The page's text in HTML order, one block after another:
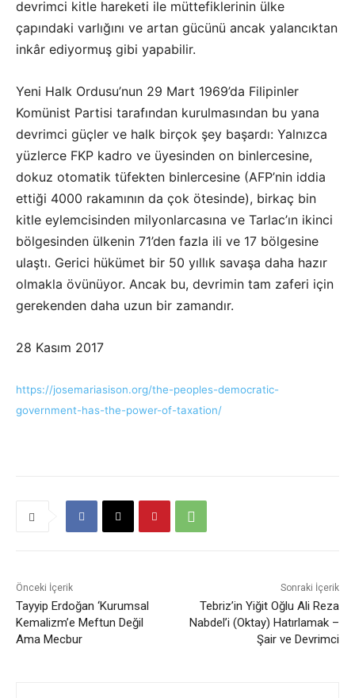
devrimci kitle hareketi ile müttefiklerinin ülke
çapındaki varlığını ve artan gücünü ancak yalancıktan
inkâr ediyormuş gibi yapabilir.
Yeni Halk Ordusu’nun 29 Mart 1969’da Filipinler
Komünist Partisi tarafından kurulmasından bu yana
devrimci güçler ve halk birçok şey başardı: Yalnızca
yüzlerce FKP kadro ve üyesinden on binlercesine,
dokuz otomatik tüfekten binlercesine (AFP’nin iddia
ettiği 4000 rakamının da çok ötesinde), birkaç bin
kitle eylemcisinden milyonlarcasına ve Tarlac’ın ikinci
bölgesinden ülkenin 71’den fazla ili ve 17 bölgesine
ulaştı. Gerici hükümet bir 50 yıllık savaşa daha hazır
olmakla övünüyor. Ancak bu, devrimin tam zaferi için
gerekenden daha uzun bir zamandır.
28 Kasım 2017
https://josemariasison.org/the-peoples-democratic-
government-has-the-power-of-taxation/
Önceki İçerik
Tayyip Erdoğan ‘Kurumsal
Kemalizm’e Meftun Değil
Ama Mecbur
Sonraki İçerik
Tebriz’in Yiğit Oğlu Ali Reza
Nabdel’i (Oktay) Hatırlamak –
Şair ve Devrimci